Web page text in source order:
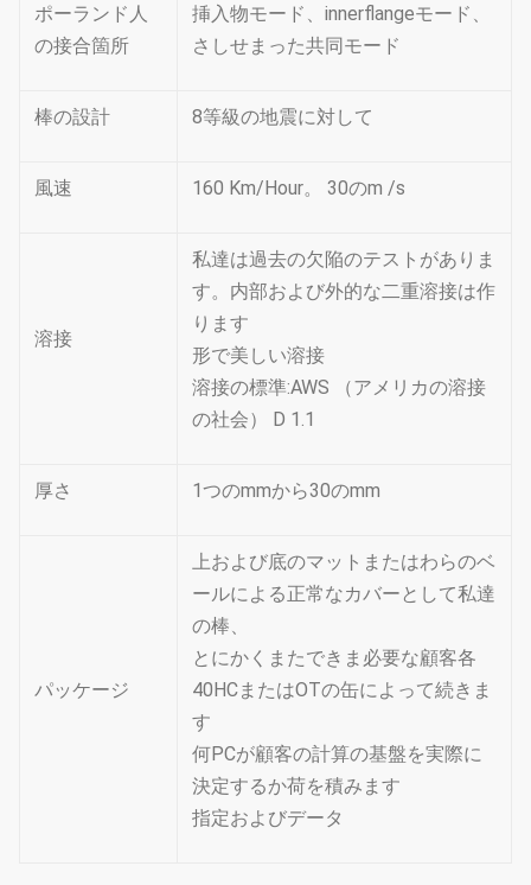
ポーランド人
の接合箇所
挿入物モード、innerflangeモード、
さしせまった共同モード
棒の設計 8等級の地震に対して
風速 160 Km/Hour。 30のm /s
溶接
私達は過去の欠陥のテストがありま
す。内部および外的な二重溶接は作
ります
形で美しい溶接
溶接の標準:AWS （アメリカの溶接
の社会） D 1.1
厚さ 1つのmmから30のmm
パッケージ
上および底のマットまたはわらのベ
ールによる正常なカバーとして私達
の棒、
とにかくまたできま必要な顧客各
40HCまたはOTの缶によって続きま
す
何PCが顧客の計算の基盤を実際に
決定するか荷を積みます
指定およびデータ